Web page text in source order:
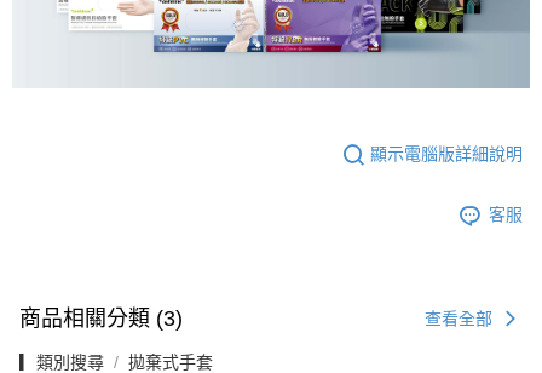
顯示電腦版詳細說明
客服
商品相關分類 (3) 查看全部
▎類別搜尋 拋棄式手套